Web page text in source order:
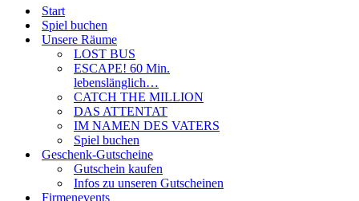
Start
Spiel buchen
Unsere Räume
LOST BUS
ESCAPE! 60 Min.
lebenslänglich…
CATCH THE MILLION
DAS ATTENTAT
IM NAMEN DES VATERS
Spiel buchen
Geschenk-Gutscheine
Gutschein kaufen
Infos zu unseren Gutscheinen
Firmenevents